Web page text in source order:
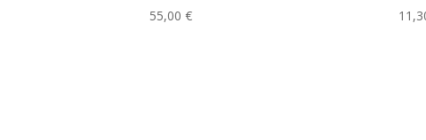
55,00 €